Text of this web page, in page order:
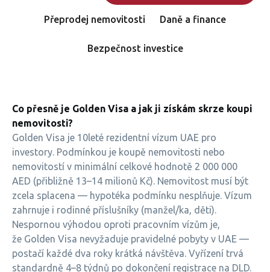
Přeprodej nemovitosti Daně a finance
Bezpečnost investice
Co přesně je Golden Visa a jak ji získám skrze koupi
nemovitosti?
Golden Visa je 10leté rezidentní vízum UAE pro
investory. Podmínkou je koupě nemovitosti nebo
nemovitostí v minimální celkové hodnotě 2 000 000
AED (přibližně 13–14 milionů Kč). Nemovitost musí být
zcela splacena — hypotéka podmínku nesplňuje. Vízum
zahrnuje i rodinné příslušníky (manžel/ka, děti).
Nespornou výhodou oproti pracovním vízům je,
že Golden Visa nevyžaduje pravidelné pobyty v UAE —
postačí každé dva roky krátká návštěva. Vyřízení trvá
standardně 4–8 týdnů po dokončení registrace na DLD.